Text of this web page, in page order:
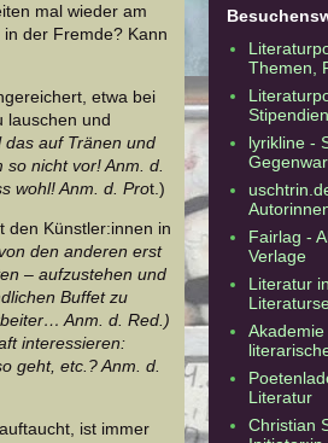
mal wieder am
der Fremde? Kann
etwa bei
lauschen und
das auf Tränen und
nicht vor! Anm. d.
wohl! Anm. d. Prot.)
den Künstler:innen in
den anderen erst
– aufzustehen und
Buffet zu
Anm. d. Red.)
interessieren:
geht, etc.? Anm. d.
ist immer
Themen,
lyrikline -
Fairlag -
Verlage
Literatur
Literatur
Christian